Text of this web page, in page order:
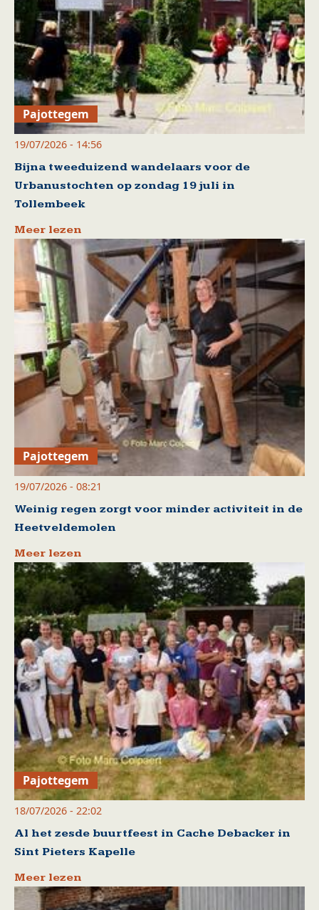
Pajottegem
19/07/2026 - 14:56
Bijna tweeduizend wandelaars voor de
Urbanustochten op zondag 19 juli in
Tollembeek
Meer lezen
Pajottegem
19/07/2026 - 08:21
Weinig regen zorgt voor minder activiteit in de
Heetveldemolen
Meer lezen
Pajottegem
18/07/2026 - 22:02
Al het zesde buurtfeest in Cache Debacker in
Sint Pieters Kapelle
Meer lezen